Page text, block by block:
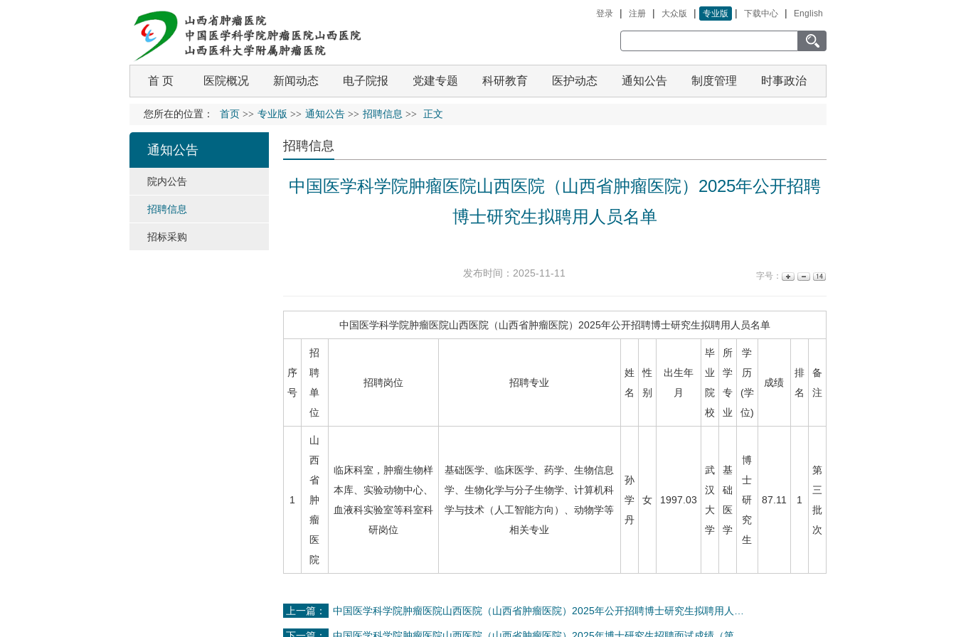
登录 | 注册 | 大众版 | 专业版 | 下载中心 | English
首 页 医院概况 新闻动态 电子院报 党建专题 科研教育 医护动态 通知公告 制度管理 时事政治
您所在的位置： 首页 >> 专业版 >> 通知公告 >> 招聘信息 >> 正文
通知公告
院内公告
招聘信息
招标采购
招聘信息
中国医学科学院肿瘤医院山西医院（山西省肿瘤医院）2025年公开招聘
博士研究生拟聘用人员名单
发布时间：2025-11-11 字号：
中国医学科学院肿瘤医院山西医院（山西省肿瘤医院）2025年公开招聘博士研究生拟聘用人员名单
序
号
招
聘
单
位
招聘岗位 招聘专业
姓
名
性
别
出生年
月
毕
业
院
校
所
学
专
业
学
历
(学
位)
成绩
排
名
备
注
1
山
西
省
肿
瘤
医
院
临床科室， 肿瘤生物样
本库、 实验动物中心、
血液科实验室等科室科
研岗位
基础医学、临床医学、药学、生物信息
学、生物化学与分子生物学、计算机科
学与技术（人工智能方向）、动物学等
相关专业
孙
学
丹
女 1997.03
武
汉
大
学
基
础
医
学
博
士
研
究
生
87.11 1
第
三
批
次
上一篇： 中国医学科学院肿瘤医院山西医院（山西省肿瘤医院）2025年公开招聘博士研究生拟聘用人…